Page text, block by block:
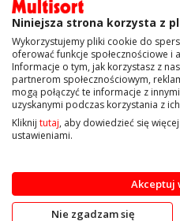
KONTAKT
OBSŁUGA KLIENTA
INFORMACJE
Copyright © 2019
Niniejsza strona korzysta z
Wykorzystujemy pliki cookie do
oferować funkcje społecznościowe i
Informacje o tym, jak korzystasz z
partnerom społecznościowym,
mogą połączyć te informacje z
uzyskanymi podczas korzystania z ich
Kliknij tutaj, aby dowiedzieć się
ustawieniami.
Akceptuj
Nie zgadzam się